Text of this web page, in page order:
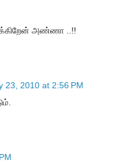
அண்ணா ..!!
23, 2010 at 2:56 PM